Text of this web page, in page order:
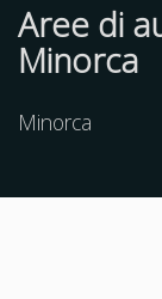
Aree di
Minorca
Minorca